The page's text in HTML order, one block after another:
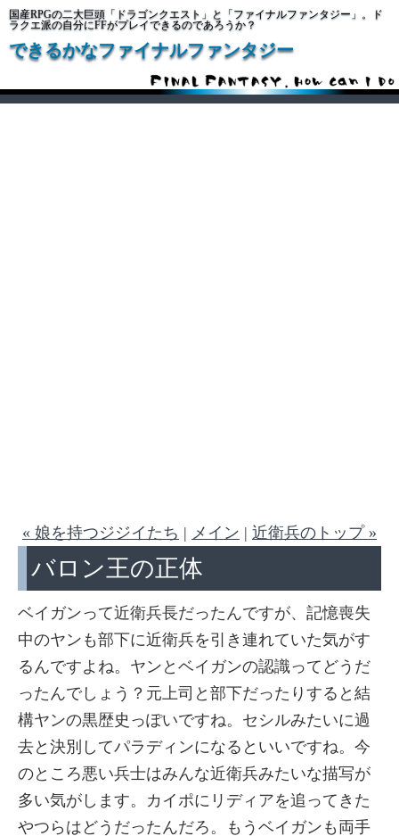
国産RPGの二大巨頭「ドラゴンクエスト」と「ファイナルファンタジー」。ド
ラクエ派の自分にFFがプレイできるのであろうか？
できるかなファイナルファンタジー
« 娘を持つジジイたち | メイン | 近衛兵のトップ »
バロン王の正体
ベイガンって近衛兵長だったんですが、記憶喪失
中のヤンも部下に近衛兵を引き連れていた気がす
るんですよね。ヤンとベイガンの認識ってどうだ
ったんでしょう？元上司と部下だったりすると結
構ヤンの黒歴史っぽいですね。セシルみたいに過
去と決別してパラディンになるといいですね。今
のところ悪い兵士はみんな近衛兵みたいな描写が
多い気がします。カイポにリディアを追ってきた
やつらはどうだったんだろ。もうベイガンも両手